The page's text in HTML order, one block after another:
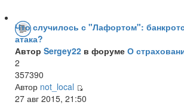
Что случилось с "Лафортом":
атака?
Автор Sergey22 в форуме О
2
357390
Автор not_local
27 авг 2015, 21:50